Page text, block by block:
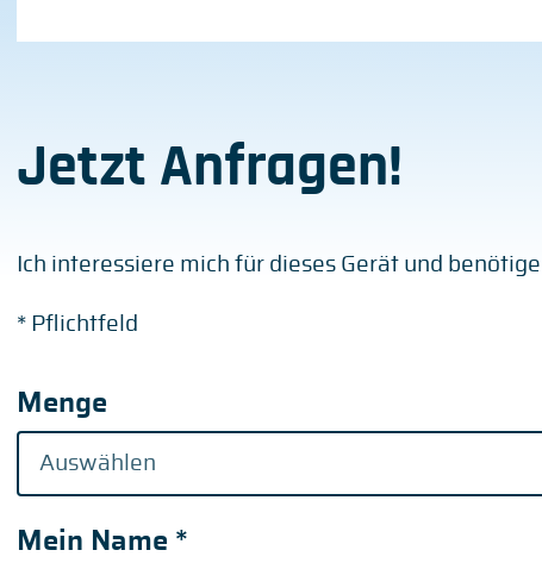
Jetzt Anfragen!
Ich interessiere mich für dieses Gerät und
* Pflichtfeld
Menge
Mein Name *